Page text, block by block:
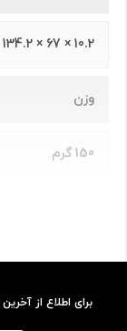
10.2 × 67 × 134.2 میلی‌متر
وزن
150 گرم
پلاستیک
برای اطلاع از